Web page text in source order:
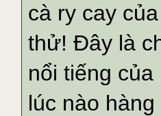
cà ry cay
thử! Đây là
nổi tiếng
lúc nào